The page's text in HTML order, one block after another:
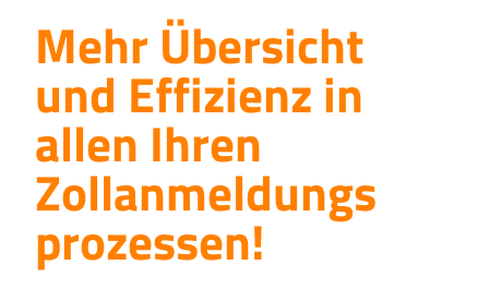
Mehr Übersicht
und Effizienz in
allen Ihren
Zollanmeldungs
prozessen!